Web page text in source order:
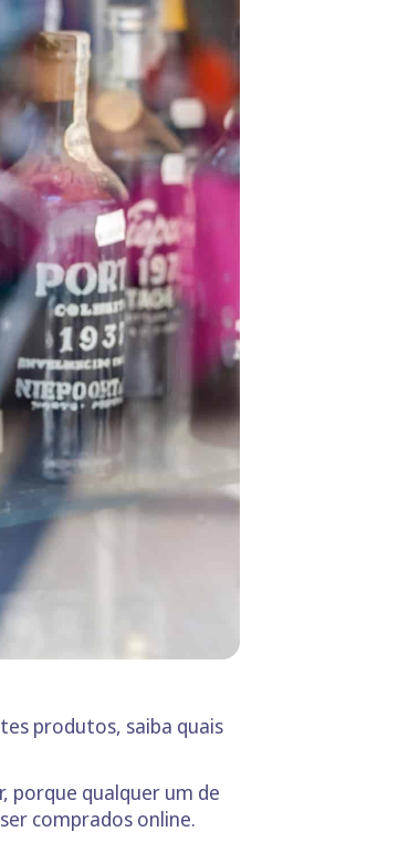
produtos, saiba quais
porque qualquer um de
comprados online.